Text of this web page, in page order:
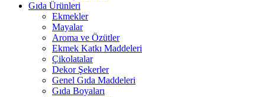
Gıda Ürünleri
Ekmekler
Mayalar
Aroma ve Özütler
Ekmek Katkı Maddeleri
Çikolatalar
Dekor Şekerler
Genel Gıda Maddeleri
Gıda Boyaları